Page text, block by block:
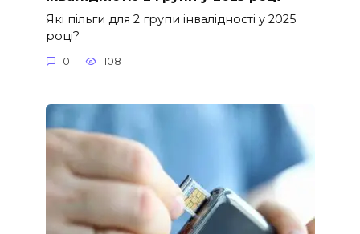
Які пільги для 2 групи інвалідності у 2025
році?
0 108